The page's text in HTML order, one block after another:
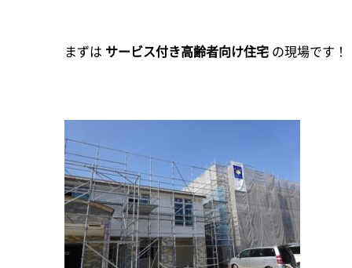
まずは サービス付き高齢者向け住宅 の現場です！